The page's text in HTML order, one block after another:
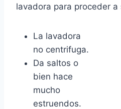
lavadora para proceder a
La lavadora
no centrifuga.
Da saltos o
bien hace
mucho
estruendos.